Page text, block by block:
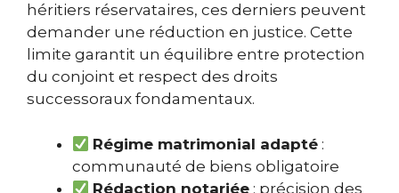
héritiers réservataires, ces derniers peuvent
demander une réduction en justice. Cette
limite garantit un équilibre entre protection
du conjoint et respect des droits
successoraux fondamentaux.
Régime matrimonial adapté :
communauté de biens obligatoire
Rédaction notariée : précision des